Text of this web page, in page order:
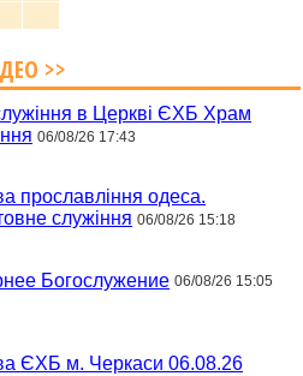
>>
в Церкві ЄХБ Храм
06/08/26 17:43
прославління одеса.
служіння 06/08/26 15:18
Богослужение 06/08/26 15:05
ЄХБ м. Черкаси 06.08.26